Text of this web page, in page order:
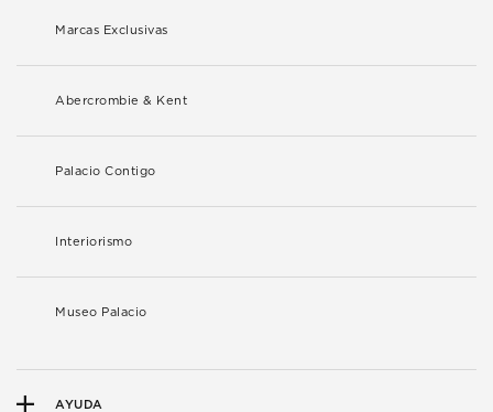
Marcas Exclusivas
Abercrombie & Kent
Palacio Contigo
Interiorismo
Museo Palacio
AYUDA